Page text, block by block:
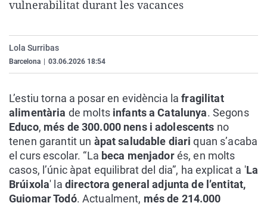
La rosa de los vientos
Caso
Operación Viuda
Extremadura
Navarra
País Vasco
Virales
vulnerabilitat durant les vacances
Lola Surribas
Barcelona 03.06.2026 18:54
L’estiu torna a posar en evidència lafragilitat
alimentària de molts infants a Catalunya. Segons
Educo, més de 300.000 nens i adolescents no
tenen garantit un àpat saludable diari quan s’acaba
el curs escolar. “La beca menjadorés, en molts
casos, l’únic àpat equilibrat del dia”, ha explicat a 'La
Brúixola' la directora general adjunta de l’entitat,
Guiomar Todó. Actualment, més de 214.000